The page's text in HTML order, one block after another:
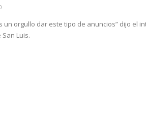
un orgullo dar este tipo de anuncios” dijo el
San Luis.